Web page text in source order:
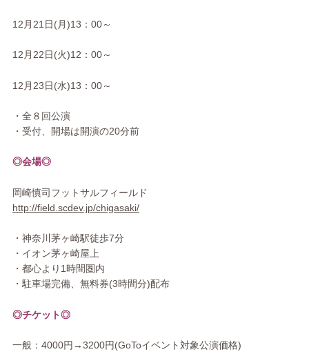
12月21日(月)13：00～
12月22日(火)12：00～
12月23日(水)13：00～
・全８回公演
・受付、開場は開演の20分前
◎会場◎
岡崎慎司フットサルフィールド
http://field.scdev.jp/chigasaki/
・神奈川茅ヶ崎駅徒歩7分
・イオン茅ヶ崎屋上
・都心より1時間圏内
・駐車場完備、無料券(3時間分)配布
◎チケット◎
一般：4000円→3200円(GoToイベント対象公演価格)